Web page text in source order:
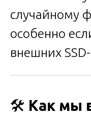
случайному
особенно
внешних
🛠️ Как мы